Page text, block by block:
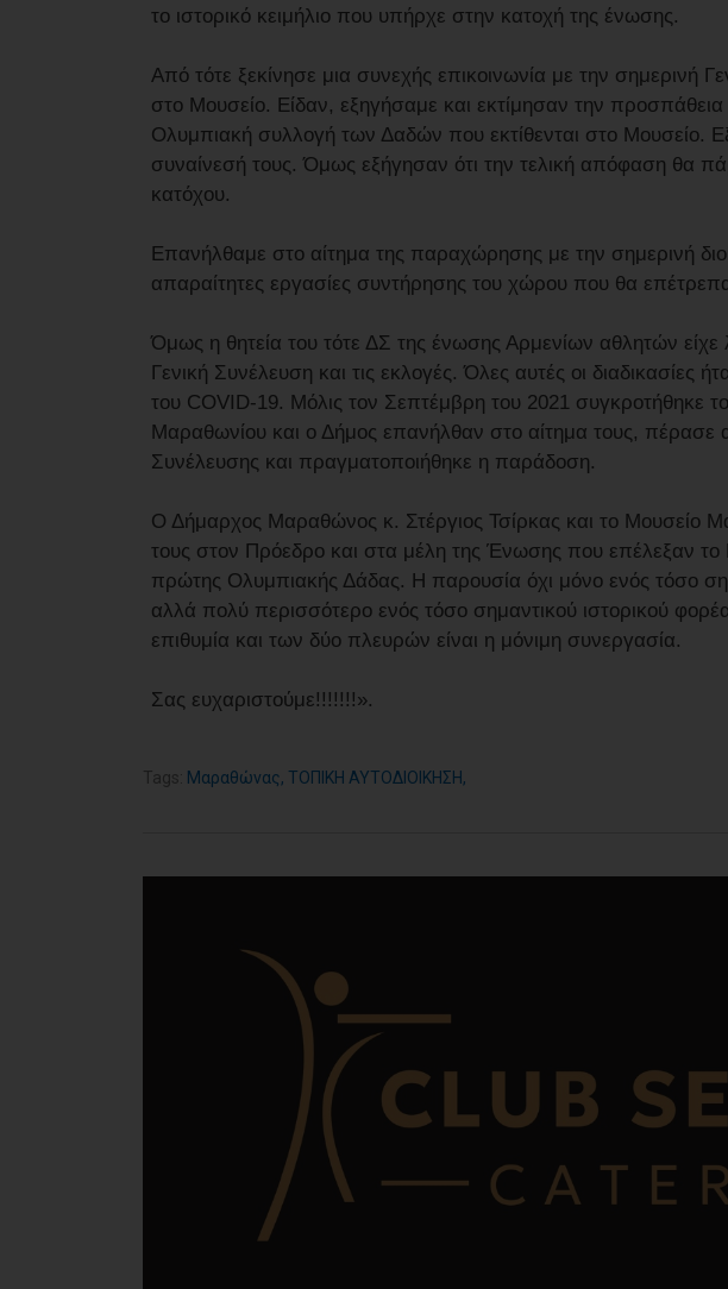
το ιστορικό κειμήλιο που υπήρχε στην κατοχή της ένωσης.
Από τότε ξεκίνησε μια συνεχής επικοινωνία με την σημερινή
στο Μουσείο. Είδαν, εξηγήσαμε και εκτίμησαν την
Ολυμπιακή συλλογή των Δαδών που εκτίθενται στο Μουσείο.
συναίνεσή τους. Όμως εξήγησαν ότι την τελική απόφαση θα
κατόχου.
Επανήλθαμε στο αίτημα της παραχώρησης με την σημερινή
απαραίτητες εργασίες συντήρησης του χώρου που θα
Όμως η θητεία του τότε ΔΣ της ένωσης Αρμενίων αθλητών είχε
Γενική Συνέλευση και τις εκλογές. Όλες αυτές οι διαδικασίες
του COVID-19. Μόλις τον Σεπτέμβρη του 2021 συγκροτήθηκε
Μαραθωνίου και ο Δήμος επανήλθαν στο αίτημα τους, πέρασε
Συνέλευσης και πραγματοποιήθηκε η παράδοση.
Ο Δήμαρχος Μαραθώνος κ. Στέργιος Τσίρκας και το Μουσείο
τους στον Πρόεδρο και στα μέλη της Ένωσης που επέλεξαν το
πρώτης Ολυμπιακής Δάδας. Η παρουσία όχι μόνο ενός τόσο
αλλά πολύ περισσότερο ενός τόσο σημαντικού ιστορικού
επιθυμία και των δύο πλευρών είναι η μόνιμη συνεργασία.
Σας ευχαριστούμε!!!!!!!».
Tags: Μαραθώνας, ΤΟΠΙΚΗ ΑΥΤΟΔΙΟΙΚΗΣΗ,